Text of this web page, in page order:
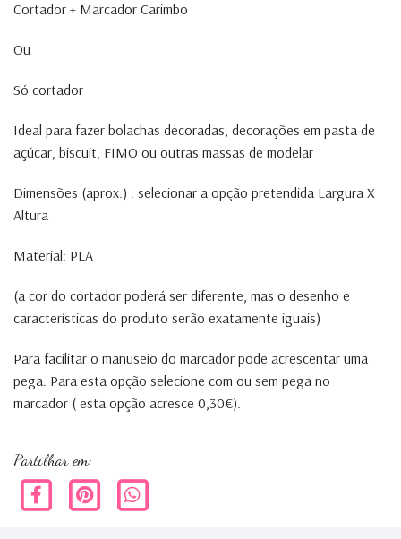
Cortador + Marcador Carimbo
Ou
Só cortador
Ideal para fazer bolachas decoradas, decorações em pasta de
açúcar, biscuit, FIMO ou outras massas de modelar
Dimensões (aprox.) : selecionar a opção pretendida Largura X
Altura
Material: PLA
(a cor do cortador poderá ser diferente, mas o desenho e
características do produto serão exatamente iguais)
Para facilitar o manuseio do marcador pode acrescentar uma
pega. Para esta opção selecione com ou sem pega no
marcador ( esta opção acresce 0,30€).
Partilhar em: